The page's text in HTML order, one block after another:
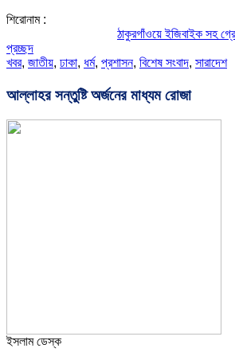
শিরোনাম :
ঠাকুরগাঁওয়ে ইজিবাইক সহ গ্রেপ্তার ৪
প্রচ্ছদ
খবর, জাতীয়, ঢাকা, ধর্ম, প্রশাসন, বিশেষ সংবাদ, সারাদেশ
আল্লাহর সন্তুষ্টি অর্জনের মাধ্যম রোজা
ইসলাম ডেস্ক